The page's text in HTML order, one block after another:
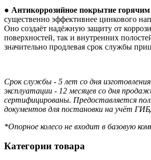
● Антикоррозийное покрытие
существенно эффективнее цинкового
Оно создаёт надёжную защиту от
поверхностей, так и внутренних
значительно продлевая срок службы
Срок службы - 5 лет со дня
эксплуатации - 12 месяцев со дня
сертифицированы. Предоставляется
документов для постановки на учёт
*Опорное колесо не входит в базовую
Категории товара